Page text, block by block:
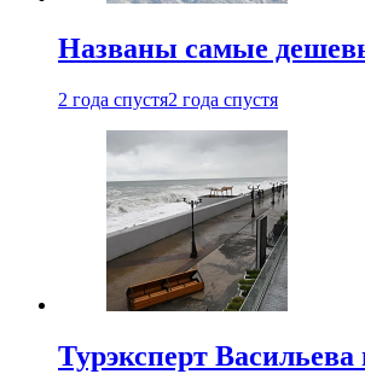
Названы самые
2 года спустя2 года спустя
Турэксперт